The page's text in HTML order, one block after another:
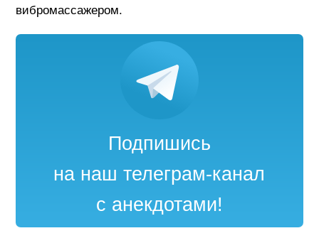
вибромассажером.
Подпишись
на наш телеграм-канал
с анекдотами!